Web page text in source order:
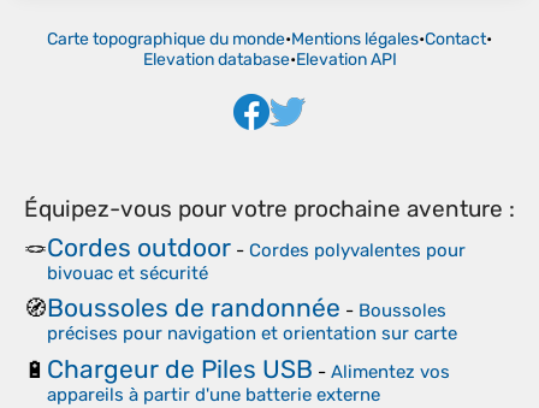
Carte topographique du monde•Mentions légales•Contact•
Elevation database•Elevation API
Équipez-vous pour votre prochaine aventure :
🪢Cordes outdoor - Cordes polyvalentes pour
bivouac et sécurité
🧭Boussoles de randonnée - Boussoles
précises pour navigation et orientation sur carte
🔋 Chargeur de Piles USB - Alimentez vos
appareils à partir d'une batterie externe